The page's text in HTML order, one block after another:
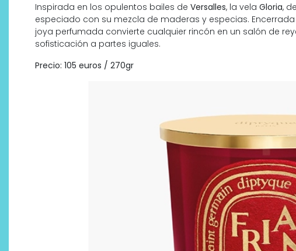
Inspirada en los opulentos bailes de Versalles, la vela Gloria, de
especiado con su mezcla de maderas y especias.
joya perfumada convierte cualquier rincón en un salón de
sofisticación a partes iguales​.
Precio: 105 euros / 270gr